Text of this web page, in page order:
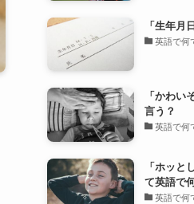
「生年月
英語で何
「かわい
言う？
英語で何
「ホッと
て英語で
英語で何